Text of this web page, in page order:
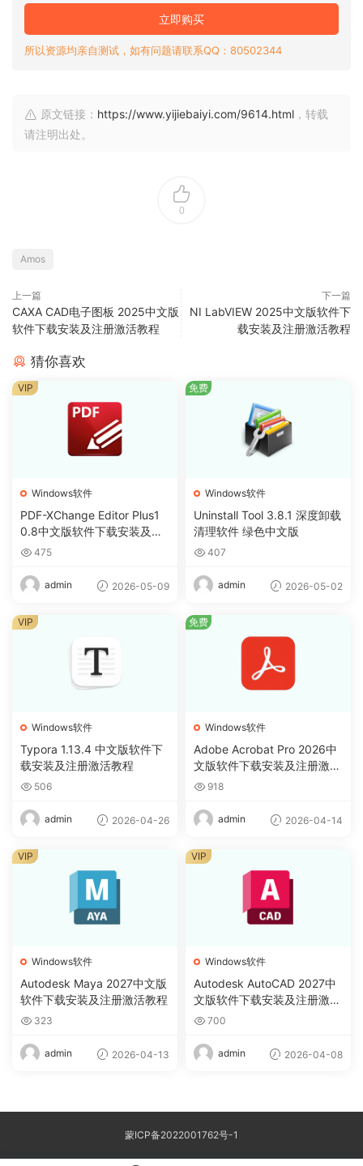
立即购买
所以资源均亲自测试，如有问题请联系QQ：80502344
原文链接： https://www.yijiebaiyi.com/9614.html ，转载
请注明出处。
0
Amos
上一篇
CAXA CAD电子图板 2025中文版
软件下载安装及注册激活教程
下一篇
NI LabVIEW 2025中文版软件下
载安装及注册激活教程
猜你喜欢
Windows软件
PDF-XChange Editor Plus1
0.8中文版软件下载安装及注
册激活教程
475
admin 2026-05-09
VIP
Windows软件
Uninstall Tool 3.8.1 深度卸载
清理软件 绿色中文版
407
admin 2026-05-02
免费
Windows软件
Typora 1.13.4 中文版软件下
载安装及注册激活教程
506
admin 2026-04-26
VIP
Windows软件
Adobe Acrobat Pro 2026中
文版软件下载安装及注册激活
教程918
admin 2026-04-14
免费
Windows软件
Autodesk Maya 2027中文版
软件下载安装及注册激活教程
323
admin 2026-04-13
VIP
Windows软件
Autodesk AutoCAD 2027中
文版软件下载安装及注册激活
教程700
admin 2026-04-08
VIP
蒙ICP备2022001762号-1